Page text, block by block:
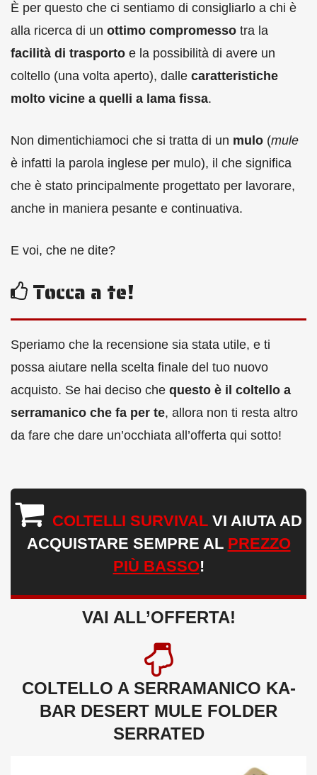
È per questo che ci sentiamo di consigliarlo a chi è
alla ricerca di un ottimo compromesso tra la
facilità di trasporto e la possibilità di avere un
coltello (una volta aperto), dalle caratteristiche
molto vicine a quelli a lama fissa.
Non dimentichiamoci che si tratta di un mulo (mule
è infatti la parola inglese per mulo), il che significa
che è stato principalmente progettato per lavorare,
anche in maniera pesante e continuativa.
E voi, che ne dite?
Tocca a te!
Speriamo che la recensione sia stata utile, e ti
possa aiutare nella scelta finale del tuo nuovo
acquisto. Se hai deciso che questo è il coltello a
serramanico che fa per te, allora non ti resta altro
da fare che dare un’occhiata all’offerta qui sotto!
COLTELLI SURVIVAL VI AIUTA AD
ACQUISTARE SEMPRE AL PREZZO
PIÙ BASSO!
VAI ALL’OFFERTA!
COLTELLO A SERRAMANICO KA-
BAR DESERT MULE FOLDER
SERRATED